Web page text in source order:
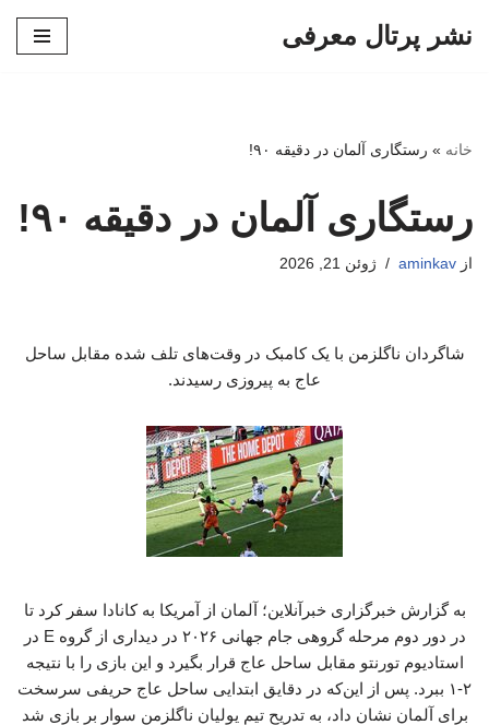
نشر پرتال معرفی
خانه » رستگاری آلمان در دقیقه ۹۰!
رستگاری آلمان در دقیقه ۹۰!
از aminkav ژوئن 21, 2026
شاگردان ناگلزمن با یک کامبک در وقت‌های تلف شده مقابل ساحل
عاج به پیروزی رسیدند.
به گزارش خبرگزاری خبرآنلاین؛ آلمان از آمریکا به کانادا سفر کرد تا
در دور دوم مرحله گروهی جام جهانی ۲۰۲۶ در دیداری از گروه E در
استادیوم تورنتو مقابل ساحل عاج قرار بگیرد و این بازی را با نتیجه
۲-۱ ببرد. پس از این‌که در دقایق ابتدایی ساحل عاج حریفی سرسخت
برای آلمان نشان داد، به تدریح تیم یولیان ناگلزمن سوار بر بازی شد